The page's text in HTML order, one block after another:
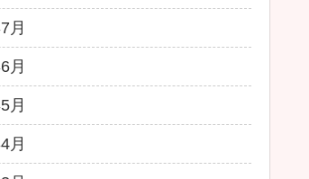
月
月
月
月